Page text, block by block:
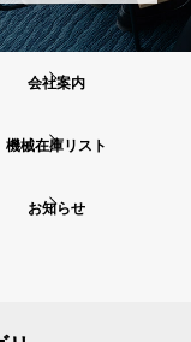
会社案内
機械在庫リスト
お知らせ